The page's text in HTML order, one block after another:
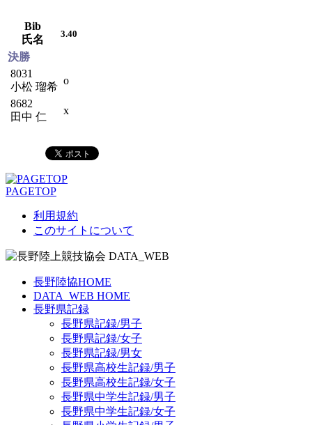
Bib
氏名
3.40
決勝
8031
小松 瑠希
o
8682
田中 仁
x
PAGETOP
利用規約
このサイトについて
長野陸協HOME
DATA_WEB HOME
長野県記録
長野県記録/男子
長野県記録/女子
長野県記録/男女
長野県高校生記録/男子
長野県高校生記録/女子
長野県中学生記録/男子
長野県中学生記録/女子